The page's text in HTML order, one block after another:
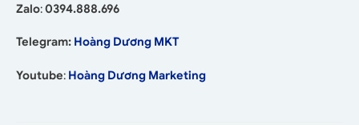
Zalo:0394.888.696
Telegram: Hoàng Dương MKT
Youtube: Hoàng Dương Marketing